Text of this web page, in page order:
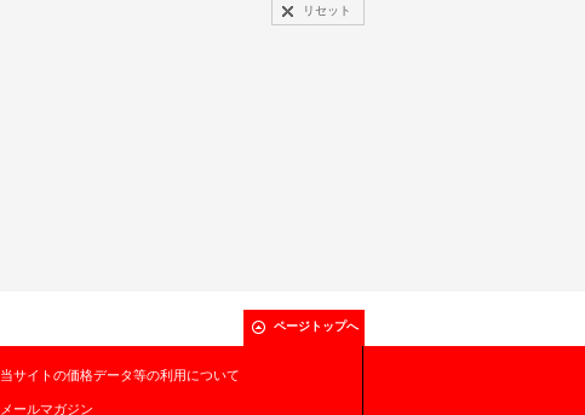
リセット
ページトップへ
当サイトの価格データ等の利用について
メールマガジン